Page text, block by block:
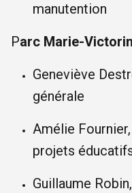
manutention
Parc Marie-Victorin
Geneviève
générale
Amélie
projets
Guillaume